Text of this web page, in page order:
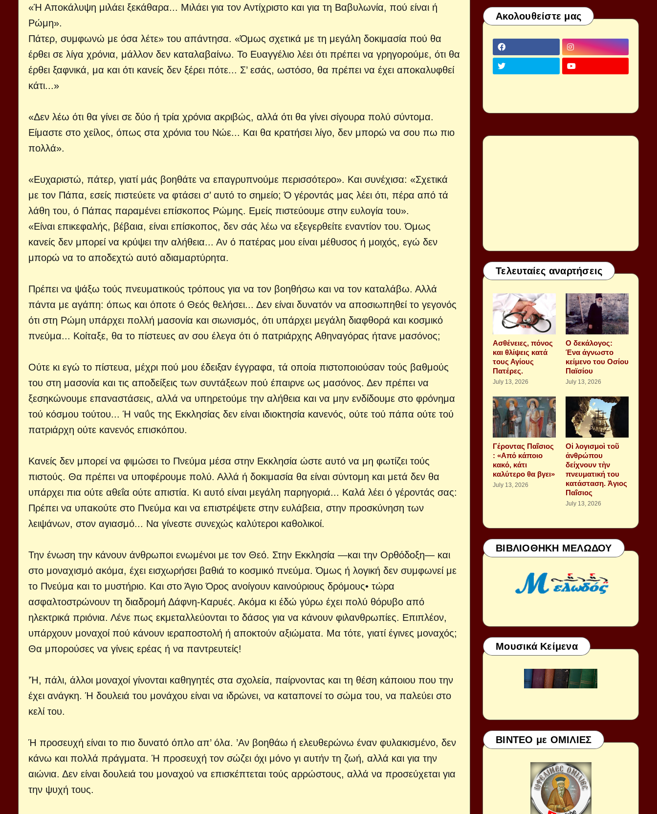
«Ή Αποκάλυψη μιλάει ξεκάθαρα... Μιλάει για τον Αντίχριστο και για τη Βαβυλωνία, πού είναι ή
Ρώμη».
Πάτερ, συμφωνώ με όσα λέτε» του απάντησα. «Όμως σχετικά με τη μεγάλη δοκιμασία πού θα
έρθει σε λίγα χρόνια, μάλλον δεν καταλαβαίνω. Το Ευαγγέλιο λέει ότι πρέπει να γρηγορούμε, ότι θα
έρθει ξαφνικά, μα και ότι κανείς δεν ξέρει πότε... Σ’ εσάς, ωστόσο, θα πρέπει να έχει αποκαλυφθεί
κάτι...»
«Δεν λέω ότι θα γίνει σε δύο ή τρία χρόνια ακριβώς, αλλά ότι θα γίνει σίγουρα πολύ σύντομα.
Είμαστε στο χείλος, όπως στα χρόνια του Νώε... Και θα κρατήσει λίγο, δεν μπορώ να σου πω πιο
πολλά».
«Ευχαριστώ, πάτερ, γιατί μάς βοηθάτε να επαγρυπνούμε περισσότερο». Και συνέχισα: «Σχετικά
με τον Πάπα, εσείς πιστεύετε να φτάσει σ’ αυτό το σημείο; Ό γέροντάς μας λέει ότι, πέρα από τά
λάθη του, ό Πάπας παραμένει επίσκοπος Ρώμης. Εμείς πιστεύουμε στην ευλογία του».
«Είναι επικεφαλής, βέβαια, είναι επίσκοπος, δεν σάς λέω να εξεγερθείτε εναντίον του. Όμως
κανείς δεν μπορεί να κρύψει την αλήθεια... Αν ό πατέρας μου είναι μέθυσος ή μοιχός, εγώ δεν
μπορώ να το αποδεχτώ αυτό αδιαμαρτύρητα.
Πρέπει να ψάξω τούς πνευματικούς τρόπους για να τον βοηθήσω και να τον καταλάβω. Αλλά
πάντα με αγάπη: όπως και όποτε ό Θεός θελήσει... Δεν είναι δυνατόν να αποσιωπηθεί το γεγονός
ότι στη Ρώμη υπάρχει πολλή μασονία και σιωνισμός, ότι υπάρχει μεγάλη διαφθορά και κοσμικό
πνεύμα... Κοίταξε, θα το πίστευες αν σου έλεγα ότι ό πατριάρχης Αθηναγόρας ήτανε μασόνος;
Ούτε κι εγώ το πίστευα, μέχρι πού μου έδειξαν έγγραφα, τά οποία πιστοποιούσαν τούς βαθμούς
του στη μασονία και τις αποδείξεις των συντάξεων πού έπαιρνε ως μασόνος. Δεν πρέπει να
ξεσηκώνουμε επαναστάσεις, αλλά να υπηρετούμε την αλήθεια και να μην ενδίδουμε στο φρόνημα
τού κόσμου τούτου... Ή ναΰς της Εκκλησίας δεν είναι ιδιοκτησία κανενός, ούτε τού πάπα ούτε τού
πατριάρχη ούτε κανενός επισκόπου.
Κανείς δεν μπορεί να φιμώσει το Πνεύμα μέσα στην Εκκλησία ώστε αυτό να μη φωτίζει τούς
πιστούς. Θα πρέπει να υποφέρουμε πολύ. Αλλά ή δοκιμασία θα είναι σύντομη και μετά δεν θα
υπάρχει πια ούτε αθεΐα ούτε απιστία. Κι αυτό είναι μεγάλη παρηγοριά... Καλά λέει ό γέροντάς σας:
Πρέπει να υπακούτε στο Πνεύμα και να επιστρέψετε στην ευλάβεια, στην προσκύνηση των
λειψάνων, στον αγιασμό... Να γίνεστε συνεχώς καλύτεροι καθολικοί.
Την ένωση την κάνουν άνθρωποι ενωμένοι με τον Θεό. Στην Εκκλησία —και την Ορθόδοξη— και
στο μοναχισμό ακόμα, έχει εισχωρήσει βαθιά το κοσμικό πνεύμα. Όμως ή λογική δεν συμφωνεί με
το Πνεύμα και το μυστήριο. Και στο Άγιο Όρος ανοίγουν καινούριους δρόμους• τώρα
ασφαλτοστρώνουν τη διαδρομή Δάφνη-Καρυές. Ακόμα κι έδώ γύρω έχει πολύ θόρυβο από
ηλεκτρικά πριόνια. Λένε πως εκμεταλλεύονται το δάσος για να κάνουν φιλανθρωπίες. Επιπλέον,
υπάρχουν μοναχοί πού κάνουν ιεραποστολή ή αποκτούν αξιώματα. Μα τότε, γιατί έγινες μοναχός;
Θα μπορούσες να γίνεις ερέας ή να παντρευτείς!
’Ή, πάλι, άλλοι μοναχοί γίνονται καθηγητές στα σχολεία, παίρνοντας και τη θέση κάποιου που την
έχει ανάγκη. Ή δουλειά του μονάχου είναι να ιδρώνει, να καταπονεί το σώμα του, να παλεύει στο
κελί του.
Ή προσευχή είναι το πιο δυνατό όπλο απ’ όλα. ’Αν βοηθάω ή ελευθερώνω έναν φυλακισμένο, δεν
κάνω και πολλά πράγματα. Ή προσευχή τον σώζει όχι μόνο γι αυτήν τη ζωή, αλλά και για την
αιώνια. Δεν είναι δουλειά του μοναχού να επισκέπτεται τούς αρρώστους, αλλά να προσεύχεται για
την ψυχή τους.
Ακολουθείστε μας
Τελευταίες αναρτήσεις
Aσθένειες, πόνος
και θλίψεις κατά
τους Αγίους
Πατέρες.
July 13, 2026
Ο δεκάλογος:
Ένα άγνωστο
κείμενο του Οσίου
Παϊσίου
July 13, 2026
Γέροντας Παΐσιος
: «Από κάποιο
κακό, κάτι
καλύτερο θα βγει»
July 13, 2026
Οἱ λογισμοὶ τοῦ
ἀνθρώπου
δείχνουν τὴν
πνευματική του
κατάσταση. Ἁγιος
Παΐσιος
July 13, 2026
ΒΙΒΛΙΟΘΗΚΗ ΜΕΛΩΔΟΥ
Μουσικά Κείμενα
ΒΙΝΤΕΟ με ΟΜΙΛΙΕΣ